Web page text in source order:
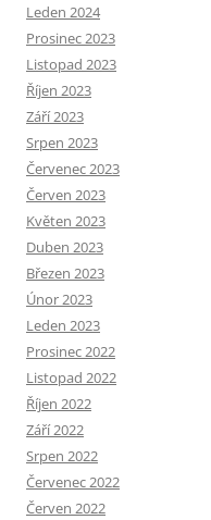
Leden 2024
Prosinec 2023
Listopad 2023
Říjen 2023
Září 2023
Srpen 2023
Červenec 2023
Červen 2023
Květen 2023
Duben 2023
Březen 2023
Únor 2023
Leden 2023
Prosinec 2022
Listopad 2022
Říjen 2022
Září 2022
Srpen 2022
Červenec 2022
Červen 2022